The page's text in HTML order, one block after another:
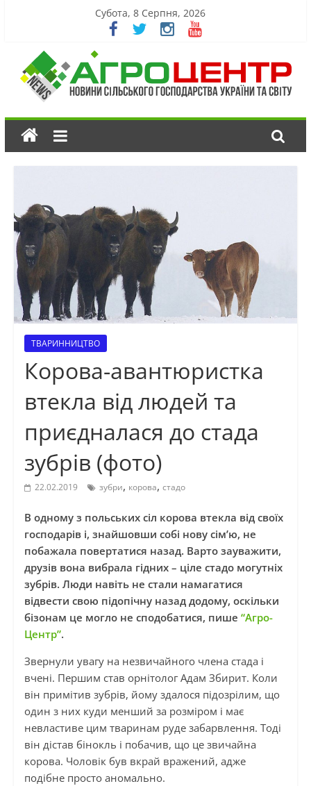
Субота, 8 Серпня, 2026
ТВАРИННИЦТВО
Корова-авантюристка
втекла від людей та
приєдналася до стада
зубрів (фото)
22.02.2019 зубри, корова, стадо
В одному з польських сіл корова втекла від своїх
господарів і, знайшовши собі нову сім’ю, не
побажала повертатися назад. Варто зауважити,
друзів вона вибрала гідних – ціле стадо могутніх
зубрів. Люди навіть не стали намагатися
відвести свою підопічну назад додому, оскільки
бізонам це могло не сподобатися, пише “Агро-
Центр”.
Звернули увагу на незвичайного члена стада і
вчені. Першим став орнітолог Адам Збирит. Коли
він примітив зубрів, йому здалося підозрілим, що
один з них куди менший за розміром і має
невластиве цим тваринам руде забарвлення. Тоді
він дістав бінокль і побачив, що це звичайна
корова. Чоловік був вкрай вражений, адже
подібне просто аномально.